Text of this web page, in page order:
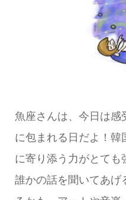
魚座さんは、今日は
に包まれる日だよ！韓
に寄り添う力がとても
誰かの話を聞いてあげ